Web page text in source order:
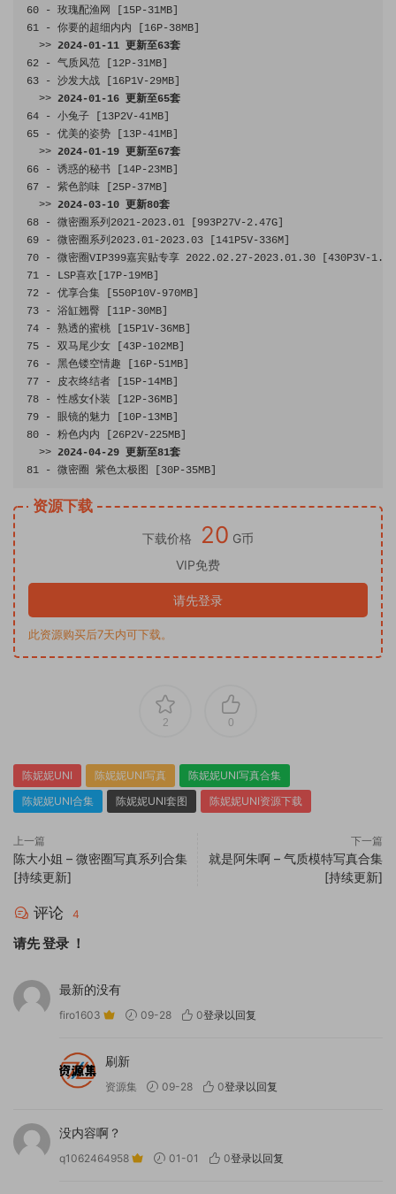
60
- 玫瑰配渔网 15P-31MB
61
- 你要的超细内内 16P-38MB
>> 2024-01-11 更新至63套
62
- 气质风范 12P-31MB
63
- 沙发大战 16P1V-29MB
>> 2024-01-16 更新至65套
64
- 小兔子 13P2V-41MB
65
- 优美的姿势 13P-41MB
>> 2024-01-19 更新至67套
66
- 诱惑的秘书 14P-23MB
67
- 紫色韵味 25P-37MB
>> 2024-03-10 更新80套
68
- 微密圈系列 2021-2023.01 993P27V-2.47G
69
- 微密圈系列 2023.01-2023.03 141P5V-336M
70
- 微密圈VIP399嘉宾贴专享 2022.02 . 27-2023.01 . 30 430P3V-
71
- LSP喜欢[ 17P-19MB
72
- 优享合集 550P10V-970MB
73
- 浴缸翘臀 11P-30MB
74
- 熟透的蜜桃 15P1V-36MB
75
- 双马尾少女 43P-102MB
76
- 黑色镂空情趣 16P-51MB
77
- 皮衣终结者 15P-14MB
78
- 性感女仆装 12P-36MB
79
- 眼镜的魅力 10P-13MB
80
- 粉色内内 26P2V-225MB
>> 2024-04-29 更新至81套
81
- 微密圈 紫色太极图 30P-35MB
资源下载
下载价格 20 G币
VIP免费
请先登录
此资源购买后7天内可下载。
2 0
陈妮妮UNI 陈妮妮UNI写真
陈妮妮UNI写真合集
陈妮妮UNI合集
陈妮妮UNI套图 陈妮妮UNI资源下载
上一篇
陈大小姐 – 微密圈写真系列合集
[持续更新]
下一篇
就是阿朱啊 – 气质模特写真合集
[持续更新]
评论 4
请先登录 ！
最新的没有
firo1603 09-28 0登录以回复
刷新
资源集 09-28 0登录以回复
没内容啊？
q1062464958 01-01 0登录以回复